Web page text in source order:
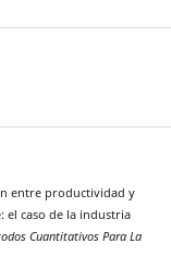
entre productividad y
el caso de la industria
Cuantitativos Para La